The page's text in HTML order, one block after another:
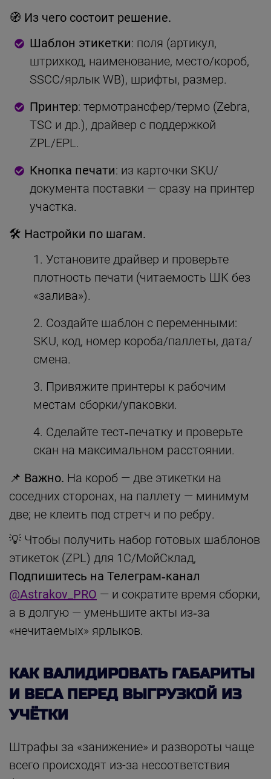
🧭 Из чего состоит решение.
Шаблон этикетки: поля (артикул,
штрихкод, наименование, место/короб,
SSCC/ярлык WB), шрифты, размер.
Принтер: термотрансфер/термо (Zebra,
TSC и др.), драйвер с поддержкой
ZPL/EPL.
Кнопка печати: из карточки SKU/
документа поставки — сразу на принтер
участка.
🛠 Настройки по шагам.
Установите драйвер и проверьте
плотность печати (читаемость ШК без
«залива»).
Создайте шаблон с переменными:
SKU, код, номер короба/паллеты, дата/
смена.
Привяжите принтеры к рабочим
местам сборки/упаковки.
Сделайте тест‑печатку и проверьте
скан на максимальном расстоянии.
📌 Важно. На короб — две этикетки на
соседних сторонах, на паллету — минимум
две; не клеить под стретч и по ребру.
💡 Чтобы получить набор готовых шаблонов
этикеток (ZPL) для 1С/МойСклад,
Подпишитесь на Телеграм‑канал
@Astrakov_PRO — и сократите время сборки,
а в долгую — уменьшите акты из‑за
«нечитаемых» ярлыков.
КАК ВАЛИДИРОВАТЬ ГАБАРИТЫ
И ВЕСА ПЕРЕД ВЫГРУЗКОЙ ИЗ
УЧЁТКИ
Штрафы за «занижение» и развороты чаще
всего происходят из-за несоответствия